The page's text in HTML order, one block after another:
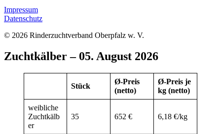
Impressum
Datenschutz
© 2026 Rinderzuchtverband Oberpfalz w. V.
Zuchtkälber – 05. August 2026
Stück
Ø-Preis
(netto)
Ø-Preis je
kg (netto)
weibliche
Zuchtkälb
er
35 652 € 6,18 €/kg